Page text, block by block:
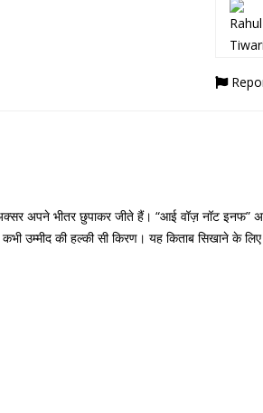
अपने भीतर छुपाकर जीते हैं। “आई वॉज़ नॉट इनफ”
कभी उम्मीद की हल्की सी किरण। यह किताब सिखाने